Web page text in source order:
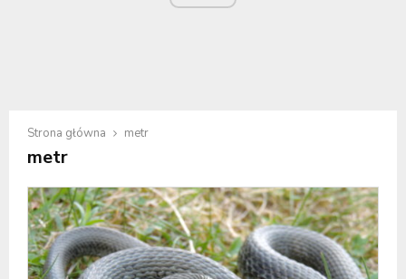
Strona główna metr
metr